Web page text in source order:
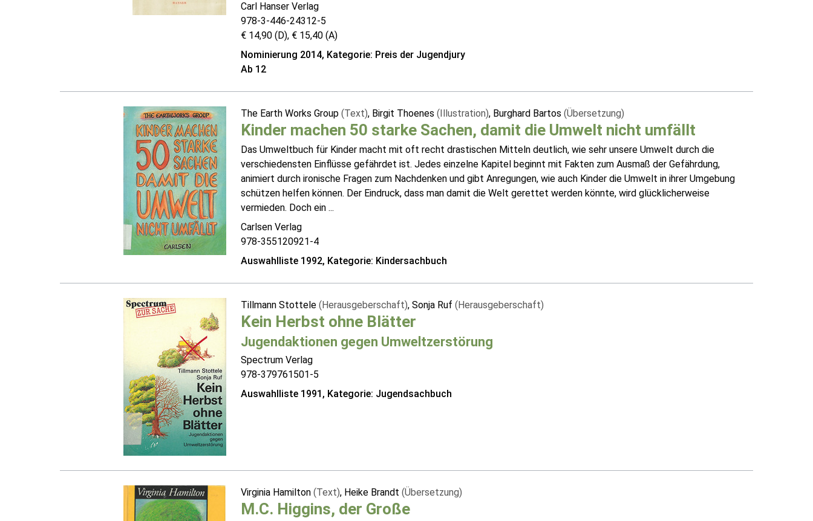
Carl Hanser Verlag
978-3-446-24312-5
€ 14,90 (D), € 15,40 (A)
Nominierung 2014, Kategorie: Preis der Jugendjury
Ab 12
The Earth Works Group (Text), Birgit Thoenes (Illustration), Burghard Bartos (Übersetzung)
Kinder machen 50 starke Sachen, damit die Umwelt nicht umfällt
Das Umweltbuch für Kinder macht mit oft recht drastischen Mitteln deutlich, wie sehr unsere Umwelt durch die
verschiedensten Einflüsse gefährdet ist. Jedes einzelne Kapitel beginnt mit Fakten zum Ausmaß der Gefährdung,
animiert durch ironische Fragen zum Nachdenken und gibt Anregungen, wie auch Kinder die Umwelt in ihrer Umgebung
schützen helfen können. Der Eindruck, dass man damit die Welt gerettet werden könnte, wird glücklicherweise
vermieden. Doch ein ...
Carlsen Verlag
978-355120921-4
Auswahlliste 1992, Kategorie: Kindersachbuch
Tillmann Stottele (Herausgeberschaft), Sonja Ruf (Herausgeberschaft)
Kein Herbst ohne Blätter
Jugendaktionen gegen Umweltzerstörung
Spectrum Verlag
978-379761501-5
Auswahlliste 1991, Kategorie: Jugendsachbuch
Virginia Hamilton (Text), Heike Brandt (Übersetzung)
M.C. Higgins, der Große